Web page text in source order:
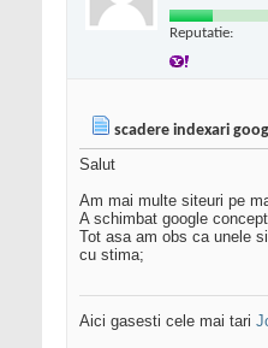
Reputatie:
scadere indexari
Salut
Am mai multe siteuri pe
A schimbat google
Tot asa am obs ca unele
cu stima;
Aici gasesti cele mai tari